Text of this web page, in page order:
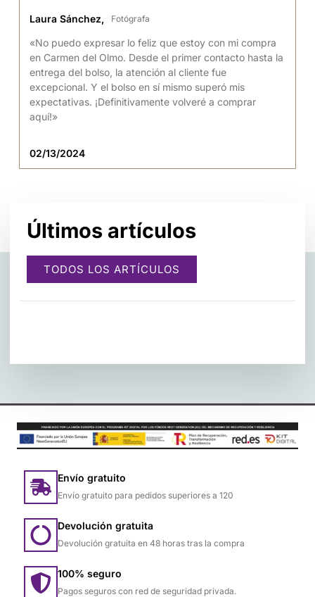
Laura Sánchez, Fotógrafa
«No puedo expresar lo feliz que estoy con mi compra
en Carmen del Olmo. Desde el primer contacto hasta la
entrega del bolso, la atención al cliente fue
excepcional. Y el bolso en sí mismo superó mis
expectativas. ¡Definitivamente volveré a comprar
aquí!»
02/13/2024
Últimos artículos
TODOS LOS ARTÍCULOS
Envío gratuito
Envío gratuito para pedidos superiores a 120
Devolución gratuita
Devolución gratuita en 48 horas tras la compra
100% seguro
Pagos seguros con red de seguridad privada.